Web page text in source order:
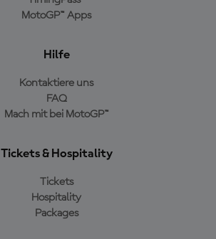
MotoGP™ Apps
Hilfe
Kontaktiere uns
FAQ
Mach mit bei MotoGP™
Tickets & Hospitality
Tickets
Hospitality
Packages